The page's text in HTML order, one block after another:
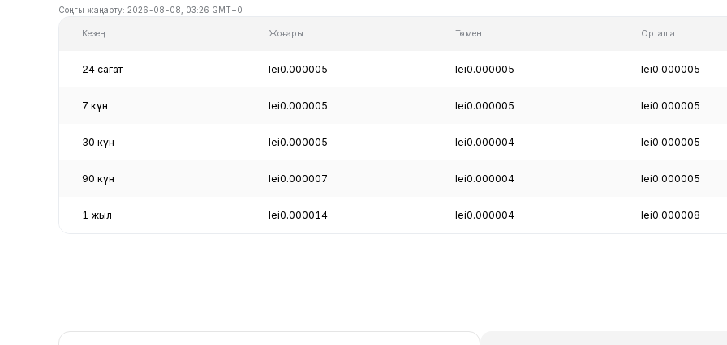
Соңғы жаңарту: 2026-08-08, 03:26 GMT+0
Кезең Жоғары Төмен Орташа
24 сағат lei0.000005 lei0.000005 lei0.000005
7 күн lei0.000005 lei0.000005 lei0.000005
30 күн lei0.000005 lei0.000004 lei0.000005
90 күн lei0.000007 lei0.000004 lei0.000005
1 жыл lei0.000014 lei0.000004 lei0.000008